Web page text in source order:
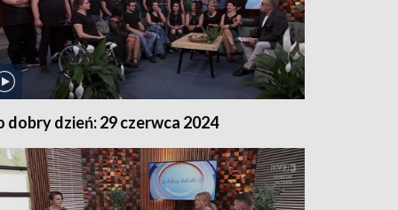
dobry dzień: 29 czerwca 2024